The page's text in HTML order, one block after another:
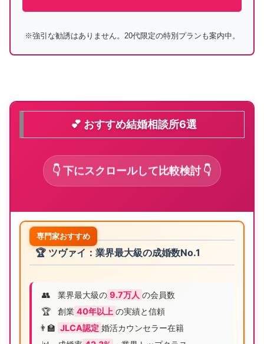
※強引な勧誘はありません。20代限定の特別プランも案内中。
💕 おすすめ結婚相談所6選
👇 下にスクロールして比較検討 👇
🏆 ツヴァイ：業界最大級の成婚数No.1
専門家おすすめ
👥 業界最大級の 9.7万人 の会員数
🏆
創業 40年以上 の実績と信頼
👨‍🏫 JLCA認定 婚活カウンセラー在籍